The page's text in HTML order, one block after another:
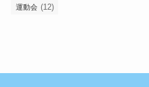
運動会 (12)